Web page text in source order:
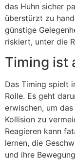
das Huhn sicher
überstürzt zu
günstige
riskiert, unter die
Timing ist
Das Timing spielt
Rolle. Es geht
erwischen, um
Kollision zu
Reagieren kann
lernen, die
und ihre